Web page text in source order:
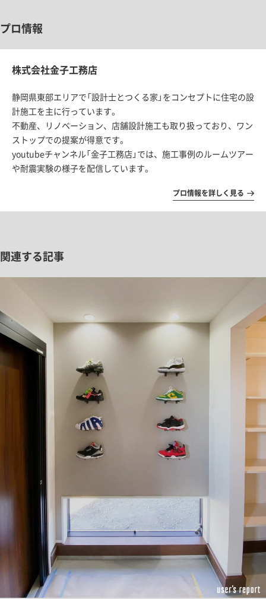
プロ情報
株式会社金子工務店
静岡県東部エリアで「設計士とつくる家」をコンセプトに住宅の設
計施工を主に行っています。
不動産、リノベーション、店舗設計施工も取り扱っており、ワン
ストップでの提案が得意です。
youtubeチャンネル「金子工務店」では、施工事例のルームツアー
や耐震実験の様子を配信しています。
プロ情報を詳しく見る
関連する記事